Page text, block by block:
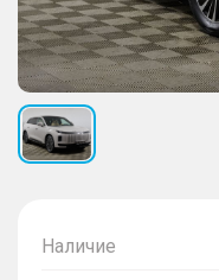
Наличие